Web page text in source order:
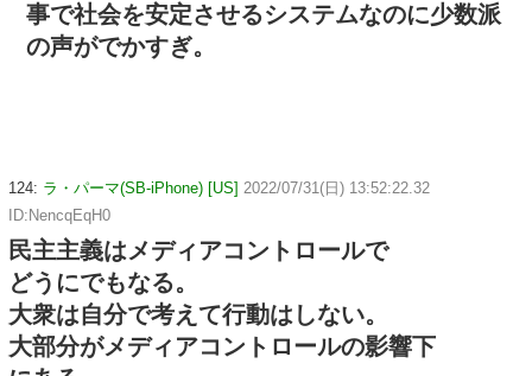
事で社会を安定させるシステムなのに少数派
の声がでかすぎ。
124: ラ・パーマ(SB-iPhone) [US] 2022/07/31(日) 13:52:22.32
ID:NencqEqH0
民主主義はメディアコントロールで
どうにでもなる。
大衆は自分で考えて行動はしない。
大部分がメディアコントロールの影響下